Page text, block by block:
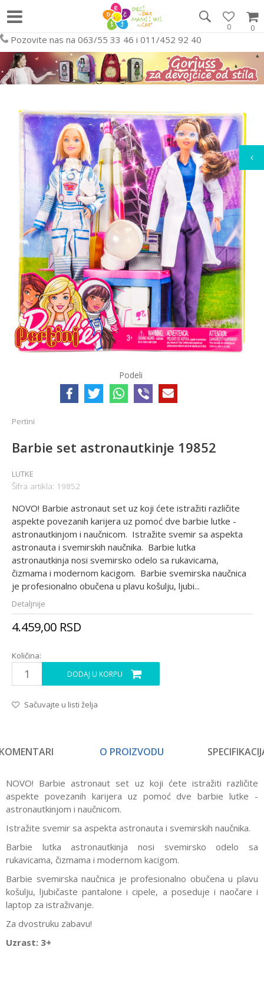
0
0
Pozovite nas na 063/55 33 46 i 011/452 92 40
Podeli
Pertini
Barbie set astronautkinje 19852
LUTKE
Šifra artikla: 19852
NOVO! Barbie astronaut set uz koji ćete istražiti različite
aspekte povezanih karijera uz pomoć dve barbie lutke -
astronautkinjom i naučnicom. Istražite svemir sa aspekta
astronauta i svemirskih naučnika. Barbie lutka
astronautkinja nosi svemirsko odelo sa rukavicama,
čizmama i modernom kacigom. Barbie svemirska naučnica
je profesionalno obučena u plavu košulju, ljubi...
Detaljnije
4.459,00 RSD
Količina:
DODAJ U KORPU
Sačuvajte u listi želja
O PROIZVODU
NOVO! Barbie astronaut set uz koji ćete istražiti različite
aspekte povezanih karijera uz pomoć dve barbie lutke -
astronautkinjom i naučnicom.
Istražite svemir sa aspekta astronauta i svemirskih naučnika.
Barbie lutka astronautkinja nosi svemirsko odelo sa
rukavicama, čizmama i modernom kacigom.
Barbie svemirska naučnica je profesionalno obučena u plavu
košulju, ljubičaste pantalone i cipele, a poseduje i naočare i
laptop za istraživanje.
Za dvostruku zabavu!
Uzrast: 3+